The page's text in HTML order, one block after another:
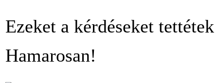
Ezeket a kérdéseket
Hamarosan!